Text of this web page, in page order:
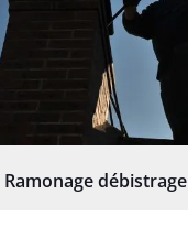
Ramonage débistrage